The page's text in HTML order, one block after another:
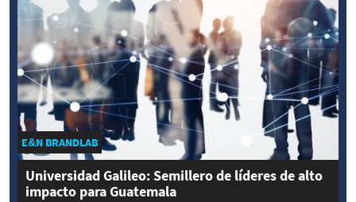
E&N BRANDLAB
Universidad Galileo: Semillero de líderes de alto
impacto para Guatemala